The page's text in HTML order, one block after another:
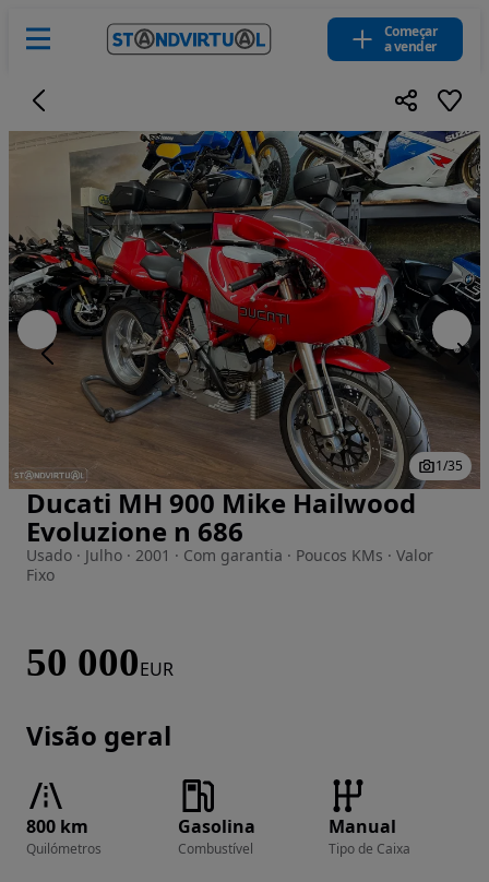
Começar
a vender
Imagem 1 de 35
1/35
Ducati MH 900 Mike Hailwood
Evoluzione n 686
Usado · Julho · 2001 · Com garantia · Poucos KMs · Valor
Fixo
50 000EUR
Visão geral
800 km
Quilómetros
Gasolina
Combustível
Manual
Tipo de Caixa